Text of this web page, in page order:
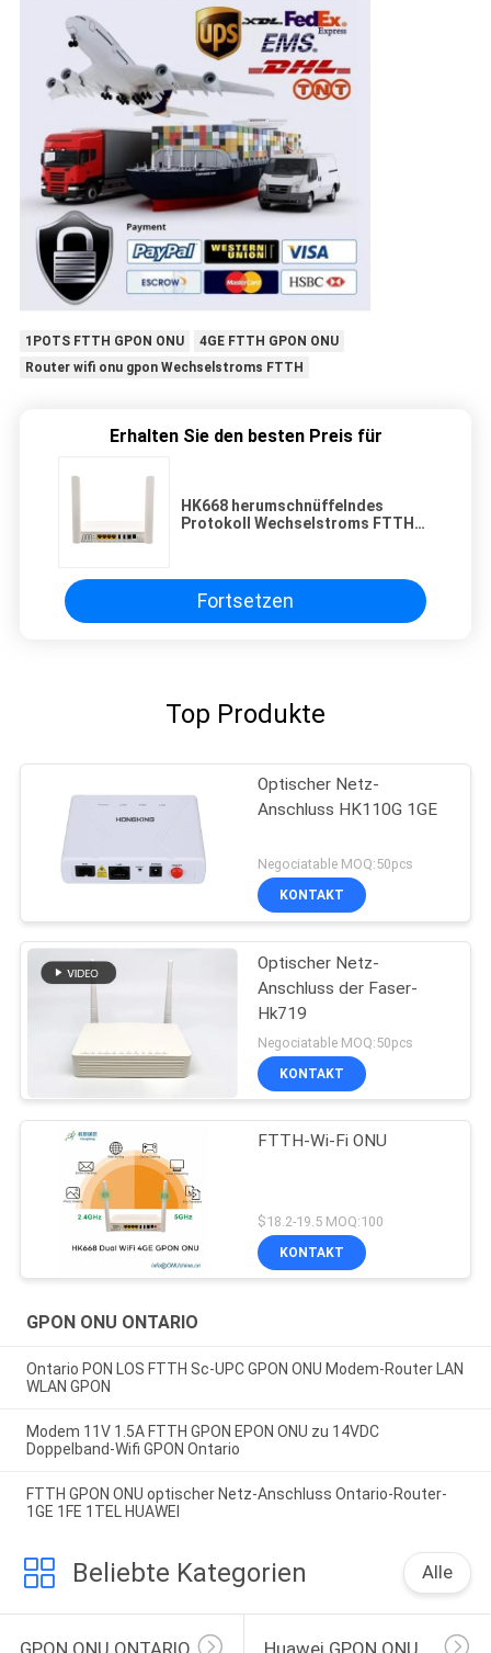
1POTS FTTH GPON ONU
4GE FTTH GPON ONU
Router wifi onu gpon Wechselstroms FTTH
Erhalten Sie den besten Preis für
HK668 herumschnüffelndes
Protokoll Wechselstroms FTTH
Fortsetzen
Top Produkte
Optischer Netz-
Anschluss HK110G 1GE
Negociatable MOQ:50pcs
KONTAKT
Optischer Netz-
Anschluss der Faser-
Hk719
Negociatable MOQ:50pcs
KONTAKT
FTTH-Wi-Fi ONU
$18.2-19.5 MOQ:100
KONTAKT
GPON ONU ONTARIO
Ontario PON LOS FTTH Sc-UPC GPON ONU Modem-Router LAN
WLAN GPON
Modem 11V 1.5A FTTH GPON EPON ONU zu 14VDC
Doppelband-Wifi GPON Ontario
FTTH GPON ONU optischer Netz-Anschluss Ontario-Router-
1GE 1FE 1TEL HUAWEI
Beliebte Kategorien Alle
GPON ONU ONTARIO Huawei GPON ONU